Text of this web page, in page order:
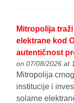
Mitropolija
elektrane kod
autentičnost
on 07/08/2026 at
Mitropolija
institucije i
solarne